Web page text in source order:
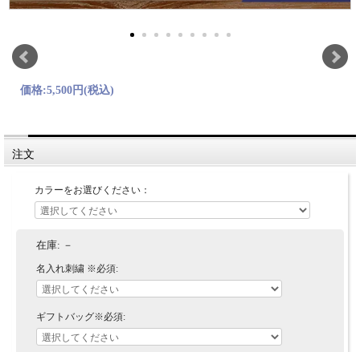
価格:5,500円(税込)
注文
カラーをお選びください：
在庫: －
名入れ刺繍 ※必須:
ギフトバッグ※必須: